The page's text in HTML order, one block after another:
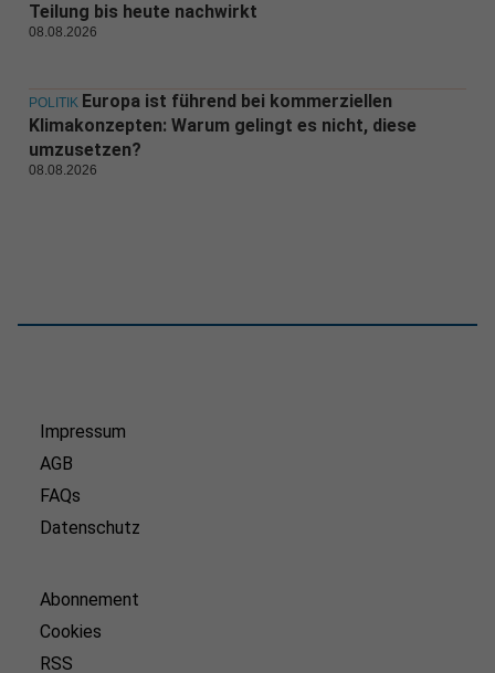
Teilung bis heute nachwirkt
08.08.2026
POLITIK Europa ist führend bei kommerziellen
Klimakonzepten: Warum gelingt es nicht, diese
umzusetzen?
08.08.2026
Impressum
AGB
FAQs
Datenschutz
Abonnement
Cookies
RSS